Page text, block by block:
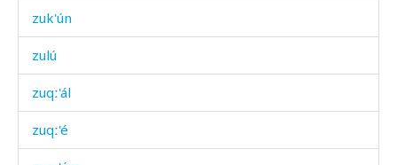
zuk'ún
zulú
zuqː'ál
zuqː'é